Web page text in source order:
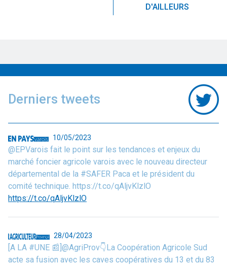
D'AILLEURS
Derniers tweets
10/05/2023
@EPVarois fait le point sur les tendances et enjeux du
marché foncier agricole varois avec le nouveau directeur
départemental de la #SAFER Paca et le président du
comité technique. https://t.co/qAljvKlzlO
https://t.co/qAljvKlzlO
28/04/2023
[A LA #UNE 📰]@AgriProv👇La Coopération Agricole Sud
acte sa fusion avec les caves coopératives du 13 et du 83